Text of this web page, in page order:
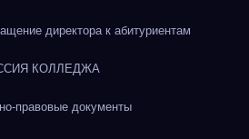
директора к абитуриентам
КОЛЛЕДЖА
правовые документы